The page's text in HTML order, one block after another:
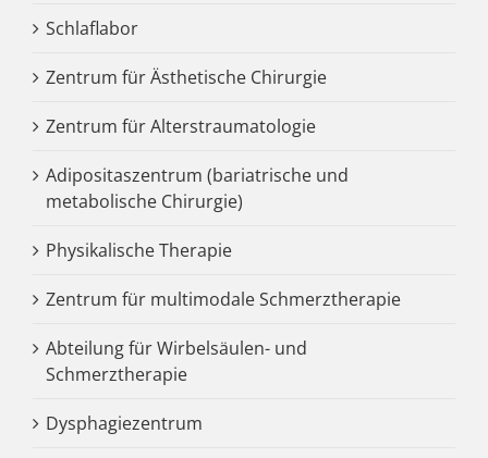
Schlaflabor
Zentrum für Ästhetische Chirurgie
Zentrum für Alterstraumatologie
Adipositaszentrum (bariatrische und
metabolische Chirurgie)
Physikalische Therapie
Zentrum für multimodale Schmerztherapie
Abteilung für Wirbelsäulen- und
Schmerztherapie
Dysphagiezentrum